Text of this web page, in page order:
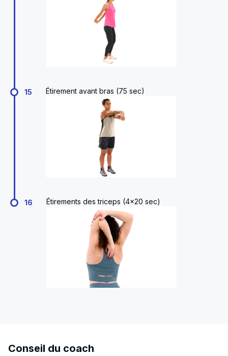
15 Étirement avant bras (75 sec)
16 Étirements des triceps (4x20 sec)
Conseil du coach